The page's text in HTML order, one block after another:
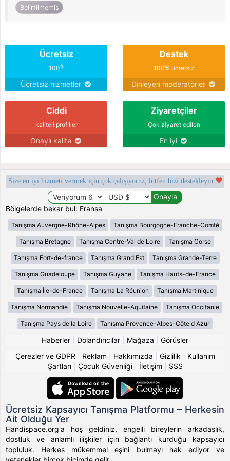
Belirtilmemiş
Ücretsiz
100%
Ücretsiz hizmetler
Destek
100% ücretsiz
Dinleyen moderatörler
Ciddi
kaliteli profiller
Onaylı kalite
Ziyaretçiler
Çok ziyaret edilen
En iyi
Size en iyi hizmeti vermek için çok çalışıyoruz, lütfen bizi destekleyin
Bölgelerde bekar bul: Fransa
Tanışma Auvergne-Rhône-Alpes Tanışma Bourgogne-Franche-Comté
Tanışma Bretagne Tanışma Centre-Val de Loire Tanışma Corse
Tanışma Fort-de-france Tanışma Grand Est Tanışma Grande-Terre
Tanışma Guadeloupe Tanışma Guyane Tanışma Hauts-de-France
Tanışma Île-de-France Tanışma La Réunion Tanışma Martinique
Tanışma Normandie Tanışma Nouvelle-Aquitaine Tanışma Occitanie
Tanışma Pays de la Loire Tanışma Provence-Alpes-Côte d Azur
Haberler Dolandırıcılar Mağaza
Görüşler
Çerezler ve GDPR
Reklam Hakkımızda Gizlilik
Kullanım
Şartları| Çocuk Güvenliği| İletişim SSS
Ücretsiz Kapsayıcı Tanışma Platformu – Herkesin
Ait Olduğu Yer
Handispace.org'a hoş geldiniz, engelli bireylerin arkadaşlık,
dostluk ve anlamlı ilişkiler için bağlantı kurduğu kapsayıcı
topluluk. Herkes mükemmel eşini bulmayı hak ediyor ve